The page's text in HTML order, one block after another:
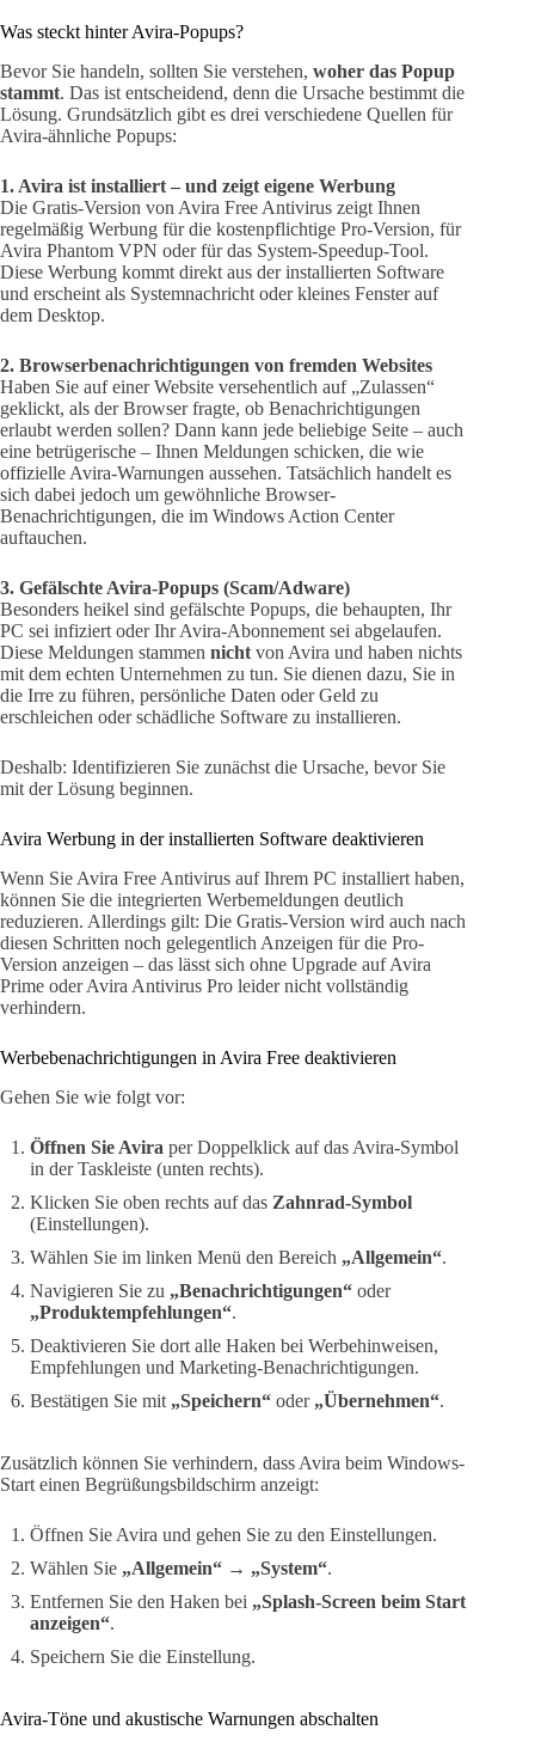
Was steckt hinter Avira-Popups?
Bevor Sie handeln, sollten Sie verstehen, woher das Popup
stammt. Das ist entscheidend, denn die Ursache bestimmt die
Lösung. Grundsätzlich gibt es drei verschiedene Quellen für
Avira-ähnliche Popups:
1. Avira ist installiert – und zeigt eigene Werbung
Die Gratis-Version von Avira Free Antivirus zeigt Ihnen
regelmäßig Werbung für die kostenpflichtige Pro-Version, für
Avira Phantom VPN oder für das System-Speedup-Tool.
Diese Werbung kommt direkt aus der installierten Software
und erscheint als Systemnachricht oder kleines Fenster auf
dem Desktop.
2. Browserbenachrichtigungen von fremden Websites
Haben Sie auf einer Website versehentlich auf „Zulassen“
geklickt, als der Browser fragte, ob Benachrichtigungen
erlaubt werden sollen? Dann kann jede beliebige Seite – auch
eine betrügerische – Ihnen Meldungen schicken, die wie
offizielle Avira-Warnungen aussehen. Tatsächlich handelt es
sich dabei jedoch um gewöhnliche Browser-
Benachrichtigungen, die im Windows Action Center
auftauchen.
3. Gefälschte Avira-Popups (Scam/Adware)
Besonders heikel sind gefälschte Popups, die behaupten, Ihr
PC sei infiziert oder Ihr Avira-Abonnement sei abgelaufen.
Diese Meldungen stammen nicht von Avira und haben nichts
mit dem echten Unternehmen zu tun. Sie dienen dazu, Sie in
die Irre zu führen, persönliche Daten oder Geld zu
erschleichen oder schädliche Software zu installieren.
Deshalb: Identifizieren Sie zunächst die Ursache, bevor Sie
mit der Lösung beginnen.
Avira Werbung in der installierten Software deaktivieren
Wenn Sie Avira Free Antivirus auf Ihrem PC installiert haben,
können Sie die integrierten Werbemeldungen deutlich
reduzieren. Allerdings gilt: Die Gratis-Version wird auch nach
diesen Schritten noch gelegentlich Anzeigen für die Pro-
Version anzeigen – das lässt sich ohne Upgrade auf Avira
Prime oder Avira Antivirus Pro leider nicht vollständig
verhindern.
Werbebenachrichtigungen in Avira Free deaktivieren
Gehen Sie wie folgt vor:
Öffnen Sie Avira per Doppelklick auf das Avira-Symbol
in der Taskleiste (unten rechts).
Klicken Sie oben rechts auf das Zahnrad-Symbol
(Einstellungen).
Wählen Sie im linken Menü den Bereich „Allgemein“.
Navigieren Sie zu „Benachrichtigungen“ oder
„Produktempfehlungen“.
Deaktivieren Sie dort alle Haken bei Werbehinweisen,
Empfehlungen und Marketing-Benachrichtigungen.
Bestätigen Sie mit „Speichern“ oder „Übernehmen“.
Zusätzlich können Sie verhindern, dass Avira beim Windows-
Start einen Begrüßungsbildschirm anzeigt:
Öffnen Sie Avira und gehen Sie zu den Einstellungen.
Wählen Sie „Allgemein“ → „System“.
Entfernen Sie den Haken bei „Splash-Screen beim Start
anzeigen“.
Speichern Sie die Einstellung.
Avira-Töne und akustische Warnungen abschalten